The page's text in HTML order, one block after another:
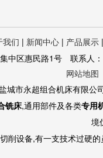
我们 | 新闻中心 | 产品展示
集中区惠民路1号 联系
网站地图
城市永超组合机床有限
铣床,通用部件及各类专用
境
削设备,有一支技术过硬